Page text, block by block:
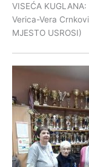
VISEĆA
Verica-Vera
MJESTO USROSI)